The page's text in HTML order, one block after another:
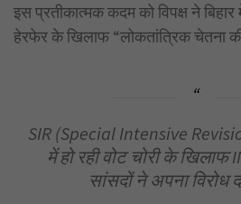
इस प्रतीकात्मक कदम को विपक्ष ने
हेरफेर के खिलाफ “लोकतांत्रिक चेतना
SIR (Special Intensive
में हो रही वोट चोरी के
सांसदों ने अपना विरोध